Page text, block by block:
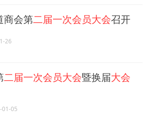
商会第二届一次会员大会召开
26
二届一次会员大会暨换届大会
01-05